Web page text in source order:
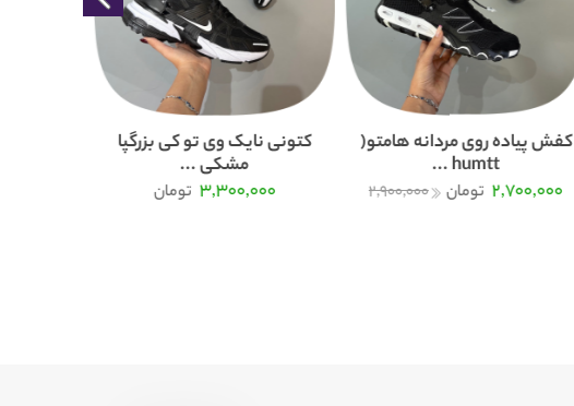
کفش پیاده روی مردانه هامتو(
humtt ...
2,700,000 تومان 2,900,000
کتونی نایک وی تو کی بزرگپا
مشکی ...
3,300,000 تومان